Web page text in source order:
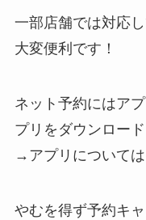
一部店舗では対応
大変便利です！
ネット予約にはア
プリをダウンロー
→アプリについては
やむを得ず予約キ